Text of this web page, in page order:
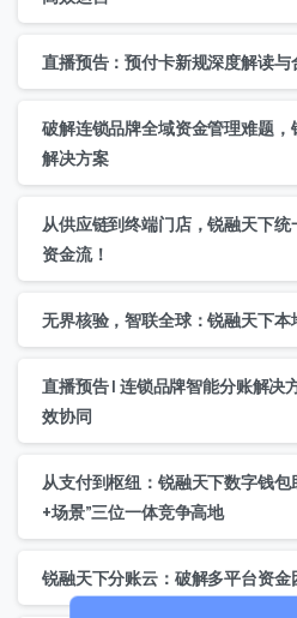
直播预告：预付卡新规深度解读与
破解连锁品牌全域资金管理难题
解决方案
从供应链到终端门店，锐融天下
资金流！
无界核验，智联全球：锐融天下
直播预告 | 连锁品牌智能分账解决
效协同
从支付到枢纽：锐融天下数字钱
+场景”三位一体竞争高地
锐融天下分账云：破解多平台资
联系我们
China
+86
+86